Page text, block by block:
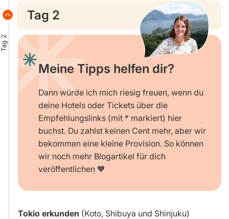
Tag 2
Tag 2
Meine Tipps helfen dir?
Dann würde ich mich riesig freuen, wenn du
deine Hotels oder Tickets über die
Empfehlungslinks (mit * markiert) hier
buchst. Du zahlst keinen Cent mehr, aber wir
bekommen eine kleine Provision. So können
wir noch mehr Blogartikel für dich
veröffentlichen 🧡
Tokio erkunden (Koto, Shibuya und Shinjuku)